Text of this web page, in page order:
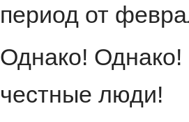
период от
Однако!
честные люди!